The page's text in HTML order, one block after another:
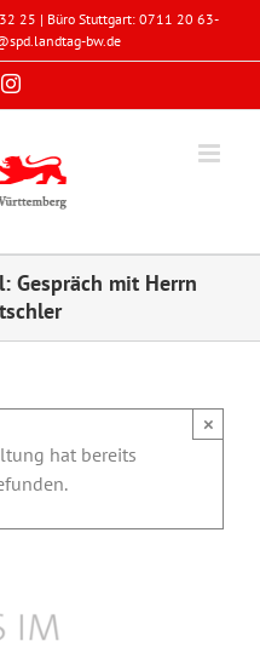
25 | Büro Stuttgart: 0711 20 63-
bw.de
Instagram
Gespräch mit Herrn
hat bereits
×